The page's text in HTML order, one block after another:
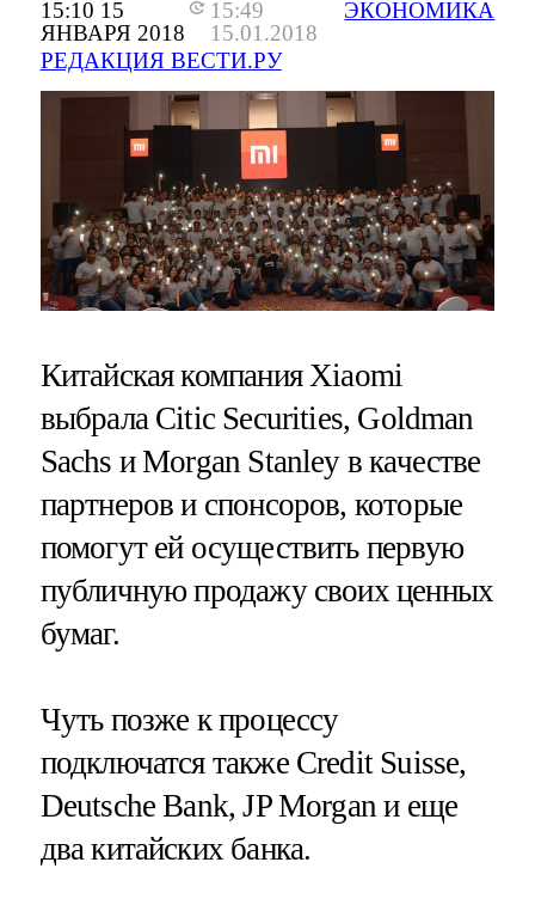
15:10 15
ЯНВАРЯ 2018
15:49
15.01.2018
РЕДАКЦИЯ ВЕСТИ.РУ
ЭКОНОМИКА
Китайская компания Xiaomi
выбрала Citic Securities, Goldman
Sachs и Morgan Stanley в качестве
партнеров и спонсоров, которые
помогут ей осуществить первую
публичную продажу своих ценных
бумаг.
Чуть позже к процессу
подключатся также Credit Suisse,
Deutsche Bank, JP Morgan и еще
два китайских банка.